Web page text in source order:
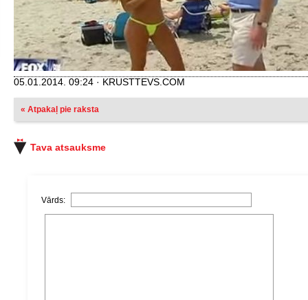
05.01.2014. 09:24 · KRUSTTEVS.COM
« Atpakaļ pie raksta
Tava atsauksme
Vārds: